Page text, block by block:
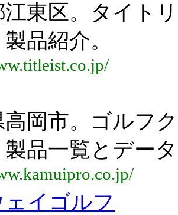
江東区。タイト
品紹介。
高岡市。ゴルフ
製品一覧とデー
イゴルフ